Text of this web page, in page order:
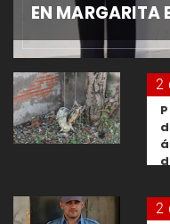
EN MARGARITA
2
2